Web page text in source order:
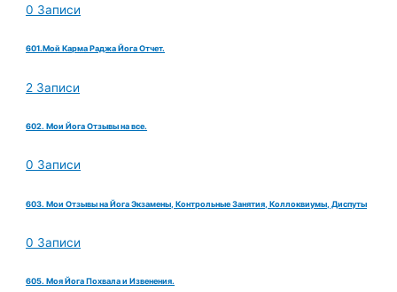
0 Записи
601.Мой Карма Раджа Йога Отчет.
2 Записи
602. Мои Йога Отзывы на все.
0 Записи
603. Мои Отзывы на Йога Экзамены, Контрольные Занятия, Коллоквиумы, Диспуты
0 Записи
605. Моя Йога Похвала и Извенения.